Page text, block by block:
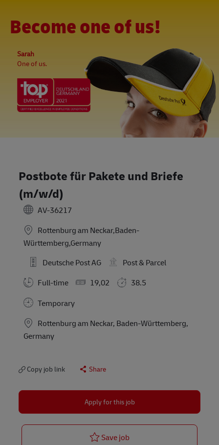
Become one of us!
Sarah
One of us.
Postbote für Pakete und Briefe
(m/w/d)
AV-36217
Rottenburg am Neckar,Baden-
Württemberg,Germany
Deutsche Post AG
Post & Parcel
Full-time
19,02
38.5
Temporary
Location
Rottenburg am Neckar, Baden-Württemberg,
Germany
Copy job link Share
Apply for this job
Save jobPostbote für Pakete und